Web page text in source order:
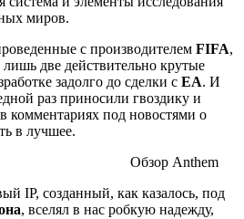
миров.
с производителем FIFA,
две действительно крутые
задолго до сделки с EA. И
раз приносили гвоздику и
комментариях под новостями о
в лучшее.
IP, созданный, как казалось, под
, вселял в нас робкую надежду,